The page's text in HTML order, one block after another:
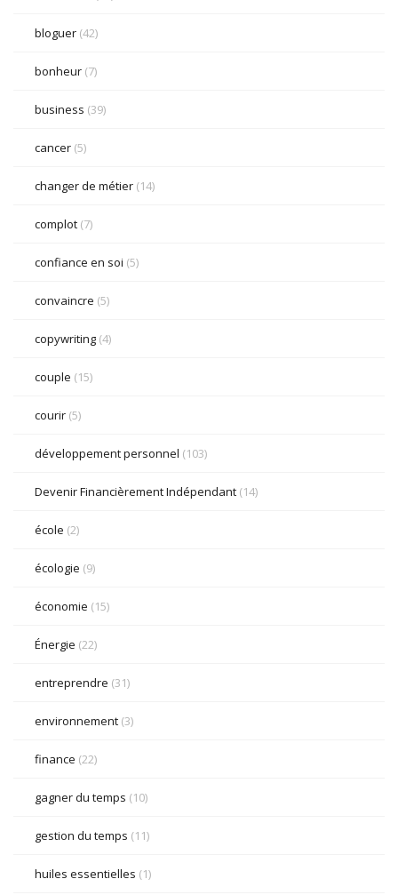
bloguer (42)
bonheur (7)
business (39)
cancer (5)
changer de métier (14)
complot (7)
confiance en soi (5)
convaincre (5)
copywriting (4)
couple (15)
courir (5)
développement personnel (103)
Devenir Financièrement Indépendant (14)
école (2)
écologie (9)
économie (15)
Énergie (22)
entreprendre (31)
environnement (3)
finance (22)
gagner du temps (10)
gestion du temps (11)
huiles essentielles (1)